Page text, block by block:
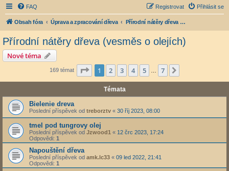
FAQ Přihlásit se
Registrovat
Obsah fóra Úprava a zpracování dřeva Přírodní nátěry dřeva (vesměs o olejích)
Přírodní nátěry dřeva (vesměs o olejích)
Nové téma
169 témat Stránka z
1 2 3 4 5 7
Témata
Bielenie dreva
Poslední příspěvek od treborztv « 30 říj 2023, 08:00
tmel pod tungrovy olej
Poslední příspěvek od Jzwood1 « 12 črc 2023, 17:24
Odpovědi: 1
Napouštění dřeva
Poslední příspěvek od amk.lc33 « 09 led 2022, 21:41
Odpovědi: 1